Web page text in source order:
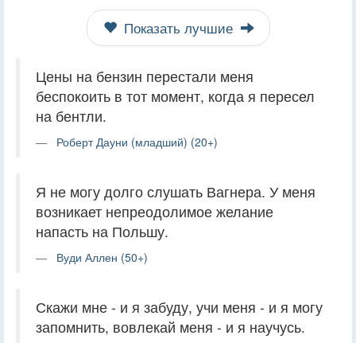
Показать лучшие
Цены на бензин перестали меня
беспокоить в тот момент, когда я пересел
на бентли.
Роберт Дауни (младший) (20+)
Я не могу долго слушать Вагнера. У меня
возникает непреодолимое желание
напасть на Польшу.
Вуди Аллен (50+)
Скажи мне - и я забуду, учи меня - и я могу
запомнить, вовлекай меня - и я научусь.